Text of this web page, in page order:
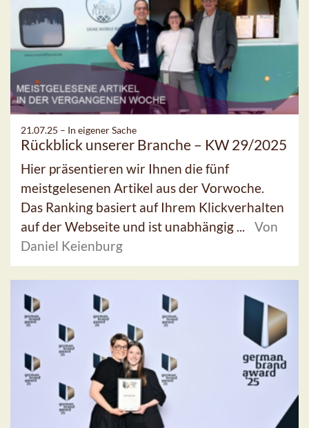
21.07.25 – In eigener Sache
Rückblick unserer Branche – KW 29/2025
Hier präsentieren wir Ihnen die fünf
meistgelesenen Artikel aus der Vorwoche.
Das Ranking basiert auf Ihrem Klickverhalten
auf der Webseite und ist unabhängig ...
Von
Daniel Keienburg